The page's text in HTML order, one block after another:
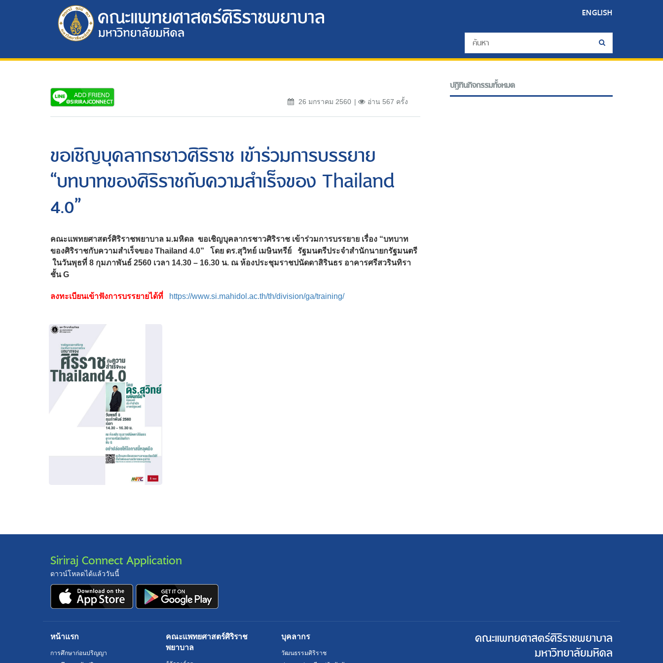
ENGLISH
26 มกราคม 2560 อ่าน 567 ครั้ง
ขอเชิญบุคลากรชาวศิริราช เข้าร่วมการบรรยาย
“บทบาทของศิริราชกับความสำเร็จของ Thailand
4.0”
คณะแพทยศาสตร์ศิริราชพยาบาล ม.มหิดล ขอเชิญบุคลากรชาวศิริราช เข้าร่วมการบรรยาย เรื่อง “บทบาท
ของศิริราชกับความสำเร็จของ Thailand 4.0” โดย ดร.สุวิทย์ เมษินทรีย์ รัฐมนตรีประจำสำนักนายกรัฐมนตรี
ในวันพุธที่ 8 กุมภาพันธ์ 2560 เวลา 14.30 – 16.30 น. ณ ห้องประชุมราชปนัดดาสิรินธร อาคารศรีสวรินทิรา
ชั้น G
ลงทะเบียนเข้าฟังการบรรยายได้ที่ https://www.si.mahidol.ac.th/th/division/ga/training/
ปฎิทินกิจกรรมทั้งหมด
Siriraj Connect Application
ดาวน์โหลดได้แล้ววันนี้
หน้าแรก
การศึกษาก่อนปริญญา
คณะแพทยศาสตร์ศิริราช
พยาบาล
บุคลากร
วัฒนธรรมศิริราช
คณะแพทยศาสตร์ศิริราชพยาบาล
มหาวิทยาลัยมหิดล